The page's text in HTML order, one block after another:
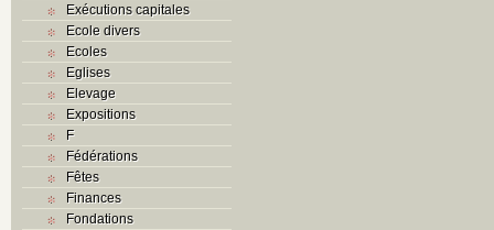
Exécutions capitales
Ecole divers
Ecoles
Eglises
Elevage
Expositions
F
Fédérations
Fêtes
Finances
Fondations